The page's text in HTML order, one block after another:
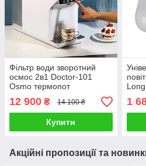
Фільтр води зворотний
осмос 2в1 Doctor-101
Osmo термопот
12 900 ₴ 14 100 ₴
Купити
1
Акційні пропозиції та